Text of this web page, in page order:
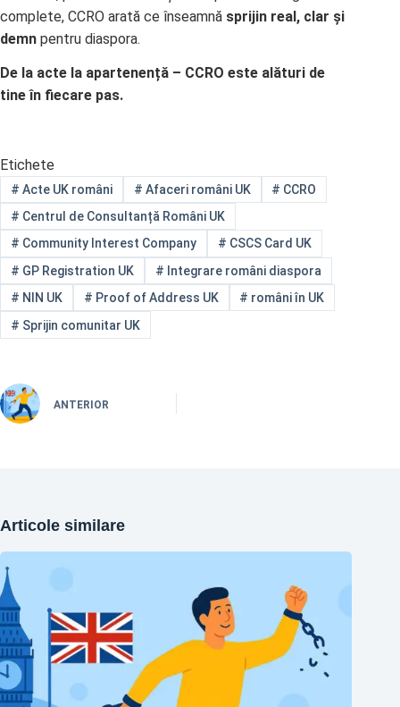
complete, CCRO arată ce înseamnă sprijin real, clar și
demn pentru diaspora.
De la acte la apartenență – CCRO este alături de
tine în fiecare pas.
Etichete
# Acte UK români # Afaceri români UK # CCRO
# Centrul de Consultanță Români UK
# Community Interest Company # CSCS Card UK
# GP Registration UK # Integrare români diaspora
# NIN UK # Proof of Address UK # români în UK
# Sprijin comunitar UK
ANTERIOR
Articole similare